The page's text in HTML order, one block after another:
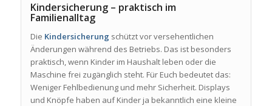
Kindersicherung – praktisch im
Familienalltag
Die Kindersicherung schützt vor versehentlichen
Änderungen während des Betriebs. Das ist besonders
praktisch, wenn Kinder im Haushalt leben oder die
Maschine frei zugänglich steht. Für Euch bedeutet das:
Weniger Fehlbedienung und mehr Sicherheit. Displays
und Knöpfe haben auf Kinder ja bekanntlich eine kleine